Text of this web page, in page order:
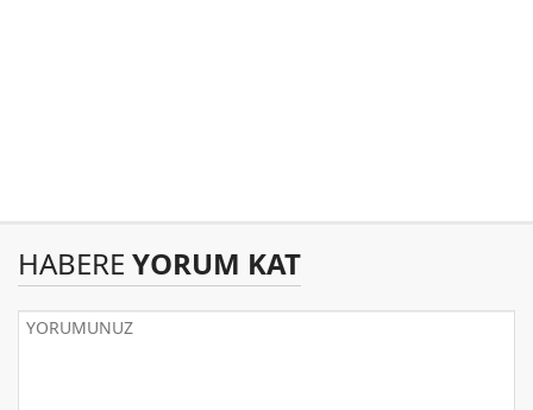
HABERE YORUM KAT